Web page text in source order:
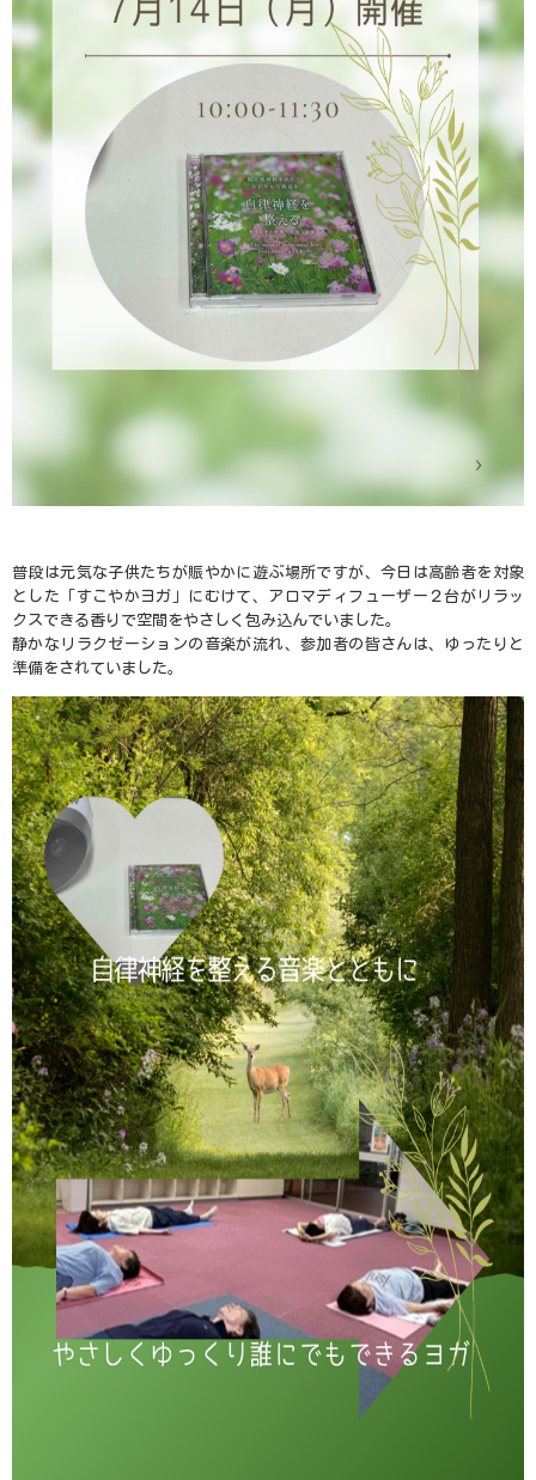
普段は元気な子供たちが賑やかに遊ぶ場所ですが、今日は高齢者を対象
とした「すこやかヨガ」にむけて、アロマディフューザー２台がリラッ
クスできる香りで空間をやさしく包み込んでいました。
静かなリラクゼーションの音楽が流れ、参加者の皆さんは、ゆったりと
準備をされていました。